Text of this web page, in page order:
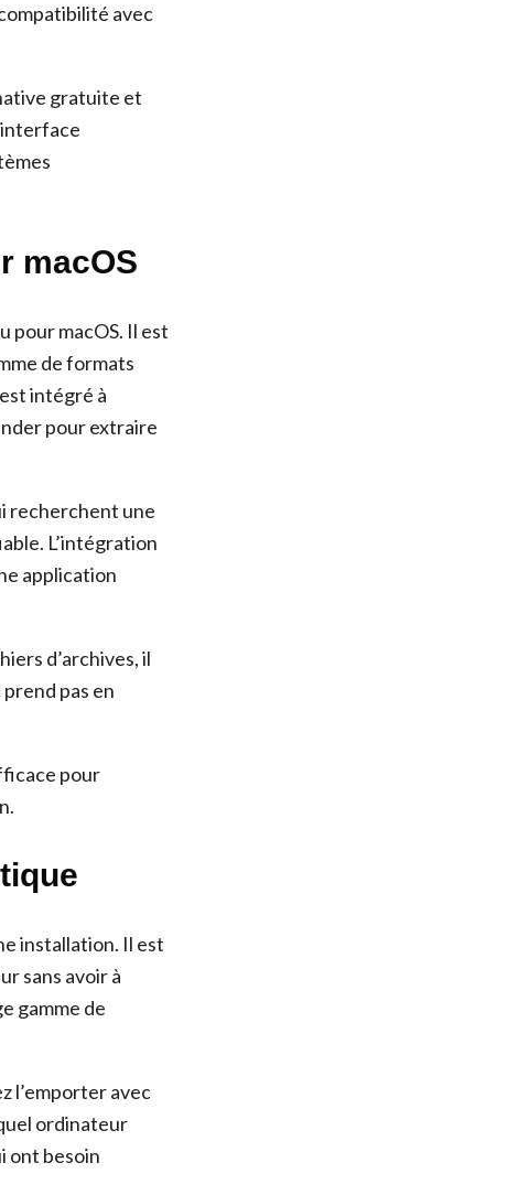
avec
gratuite et
macOS
pour macOS. Il est
de formats
intégré à
pour extraire
recherchent une
L’intégration
application
d’archives, il
pas en
pour
installation. Il est
sans avoir à
gamme de
l’emporter avec
ordinateur
ont besoin